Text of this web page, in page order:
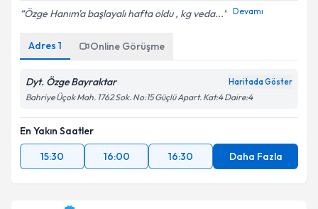
Özge Hanım'a başlayalı hafta oldu , kg veda... Devamı
Adres 1 Online Görüşme
Dyt. Özge Bayraktar Haritada Göster
Bahriye Üçok Mah. 1762 Sok. No:15 Güçlü Apart. Kat:4 Daire:4
En Yakın Saatler
15:30
16:00 16:30 Daha Fazla